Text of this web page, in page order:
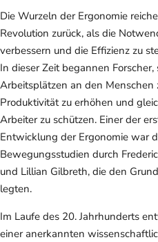
Die Wurzeln der Ergonomie
Revolution zurück, als die
verbessern und die Effizienz zu
In dieser Zeit begannen
Arbeitsplätzen an den Menschen
Produktivität zu erhöhen und
Arbeiter zu schützen. Einer der
Entwicklung der Ergonomie war
Bewegungsstudien durch
und Lillian Gilbreth, die den
legten.
Im Laufe des 20. Jahrhunderts
einer anerkannten